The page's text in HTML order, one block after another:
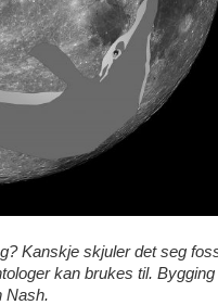
Kanskje skjuler det seg
kan brukes til.
Nash.